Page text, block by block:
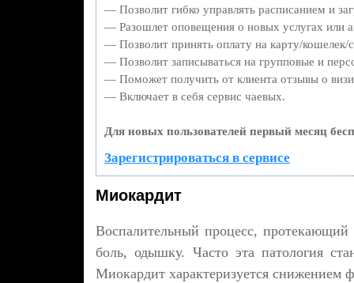
— Позволит гибко управлять расписанием и
— Разошлет оповещения о новых услугах или
— Позволит принять оплату на карту/кошелек/
— Позволит записываться на групповые и
— Поможет получить от клиента отзывы о
— Включает в себя сервис чаевых.
Для новых пользователей первый месяц
Зарегистрироваться в сервисе
Миокардит
Воспалительный процесс,
боль, одышку. Часто эта патология
Миокардит характеризуется снижением